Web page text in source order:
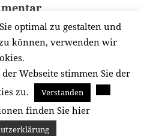
um einen Kommentar
optimal zu gestalten und
können, verwenden wir
Webseite stimmen Sie der
zu.
Verstanden
finden Sie hier